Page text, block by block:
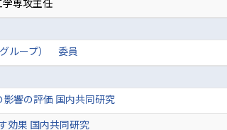
専攻主任
ループ） 委員
響の評価 国内共同研究
効果 国内共同研究